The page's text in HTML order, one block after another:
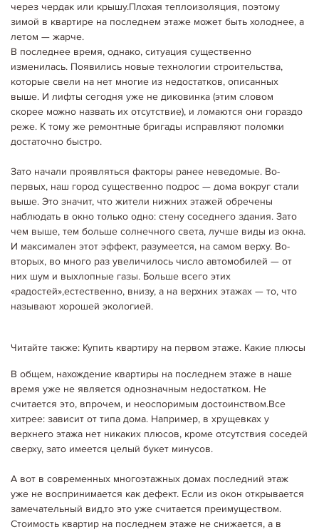
через чердак или крышу.Плохая теплоизоляция, поэтому
зимой в квартире на последнем этаже может быть холоднее, а
летом — жарче.
В последнее время, однако, ситуация существенно
изменилась. Появились новые технологии строительства,
которые свели на нет многие из недостатков, описанных
выше. И лифты сегодня уже не диковинка (этим словом
скорее можно назвать их отсутствие), и ломаются они гораздо
реже. К тому же ремонтные бригады исправляют поломки
достаточно быстро.
Зато начали проявляться факторы ранее неведомые. Во-
первых, наш город существенно подрос — дома вокруг стали
выше. Это значит, что жители нижних этажей обречены
наблюдать в окно только одно: стену соседнего здания. Зато
чем выше, тем больше солнечного света, лучше виды из окна.
И максимален этот эффект, разумеется, на самом верху. Во-
вторых, во много раз увеличилось число автомобилей — от
них шум и выхлопные газы. Больше всего этих
«радостей»,естественно, внизу, а на верхних этажах — то, что
называют хорошей экологией.
Читайте также: Купить квартиру на первом этаже. Какие плюсы
В общем, нахождение квартиры на последнем этаже в наше
время уже не является однозначным недостатком. Не
считается это, впрочем, и неоспоримым достоинством.Все
хитрее: зависит от типа дома. Например, в хрущевках у
верхнего этажа нет никаких плюсов, кроме отсутствия соседей
сверху, зато имеется целый букет минусов.
А вот в современных многоэтажных домах последний этаж
уже не воспринимается как дефект. Если из окон открывается
замечательный вид,то это уже считается преимуществом.
Стоимость квартир на последнем этаже не снижается, а в
НОВЫЕ СПОСОБЫ ПРОДАЖИ КВАРТИРЫ
Сегодня продавцы и покупатели предпочитают традиционные схемы
операций с недвижимостью. Но все чаще то одна,то другая компании
заявляют о проведении аукциона. Чем привлекает этот способ
продажи квадратных метров? Кто готов пустить…